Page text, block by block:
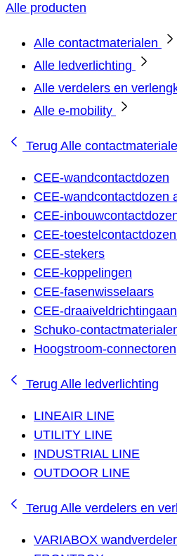
Alle producten
Alle contactmaterialen
Alle ledverlichting
Alle verdelers en
Alle e-mobility
Terug Alle
CEE-wandcontactdozen
CEE-wandcontactdozen
CEE-
CEE-
CEE-stekers
CEE-koppelingen
CEE-fasenwisselaars
CEE-
Schuko-
Hoogstroom-connectoren
Terug Alle ledverlichting
LINEAIR LINE
UTILITY LINE
INDUSTRIAL LINE
OUTDOOR LINE
Terug Alle verdelers en
VARIABOX